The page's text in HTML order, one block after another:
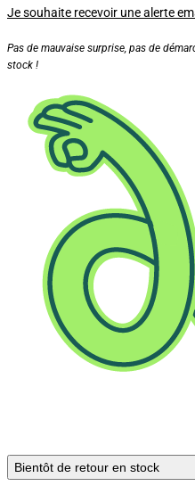
Je souhaite recevoir une alerte
Pas de mauvaise surprise, pas de
stock !
Bientôt de retour en stock